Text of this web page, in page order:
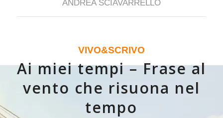
ANDREA SCIAVARRELLO
VIVO&SCRIVO
Ai miei tempi – Frase al
vento che risuona nel
tempo